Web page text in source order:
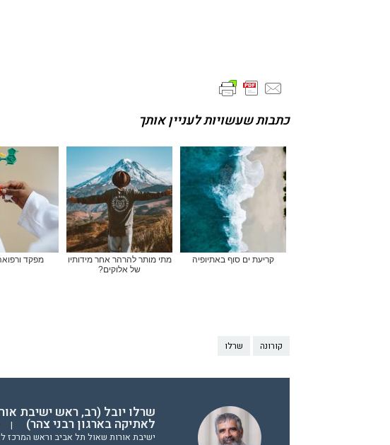
כתבות שעשויות לעניין אותך
קריעת ים סוף באתיופיה
מתי מותר להרהר אחר מידותיו
של אלוקים?
מפקד
קורונה שרלו
שרלו יובל (רב, ראש ישיבת
לאתיקה בארגון רבני צהר) |
ישיבת אורות שאול תל אביב וראש המרכז